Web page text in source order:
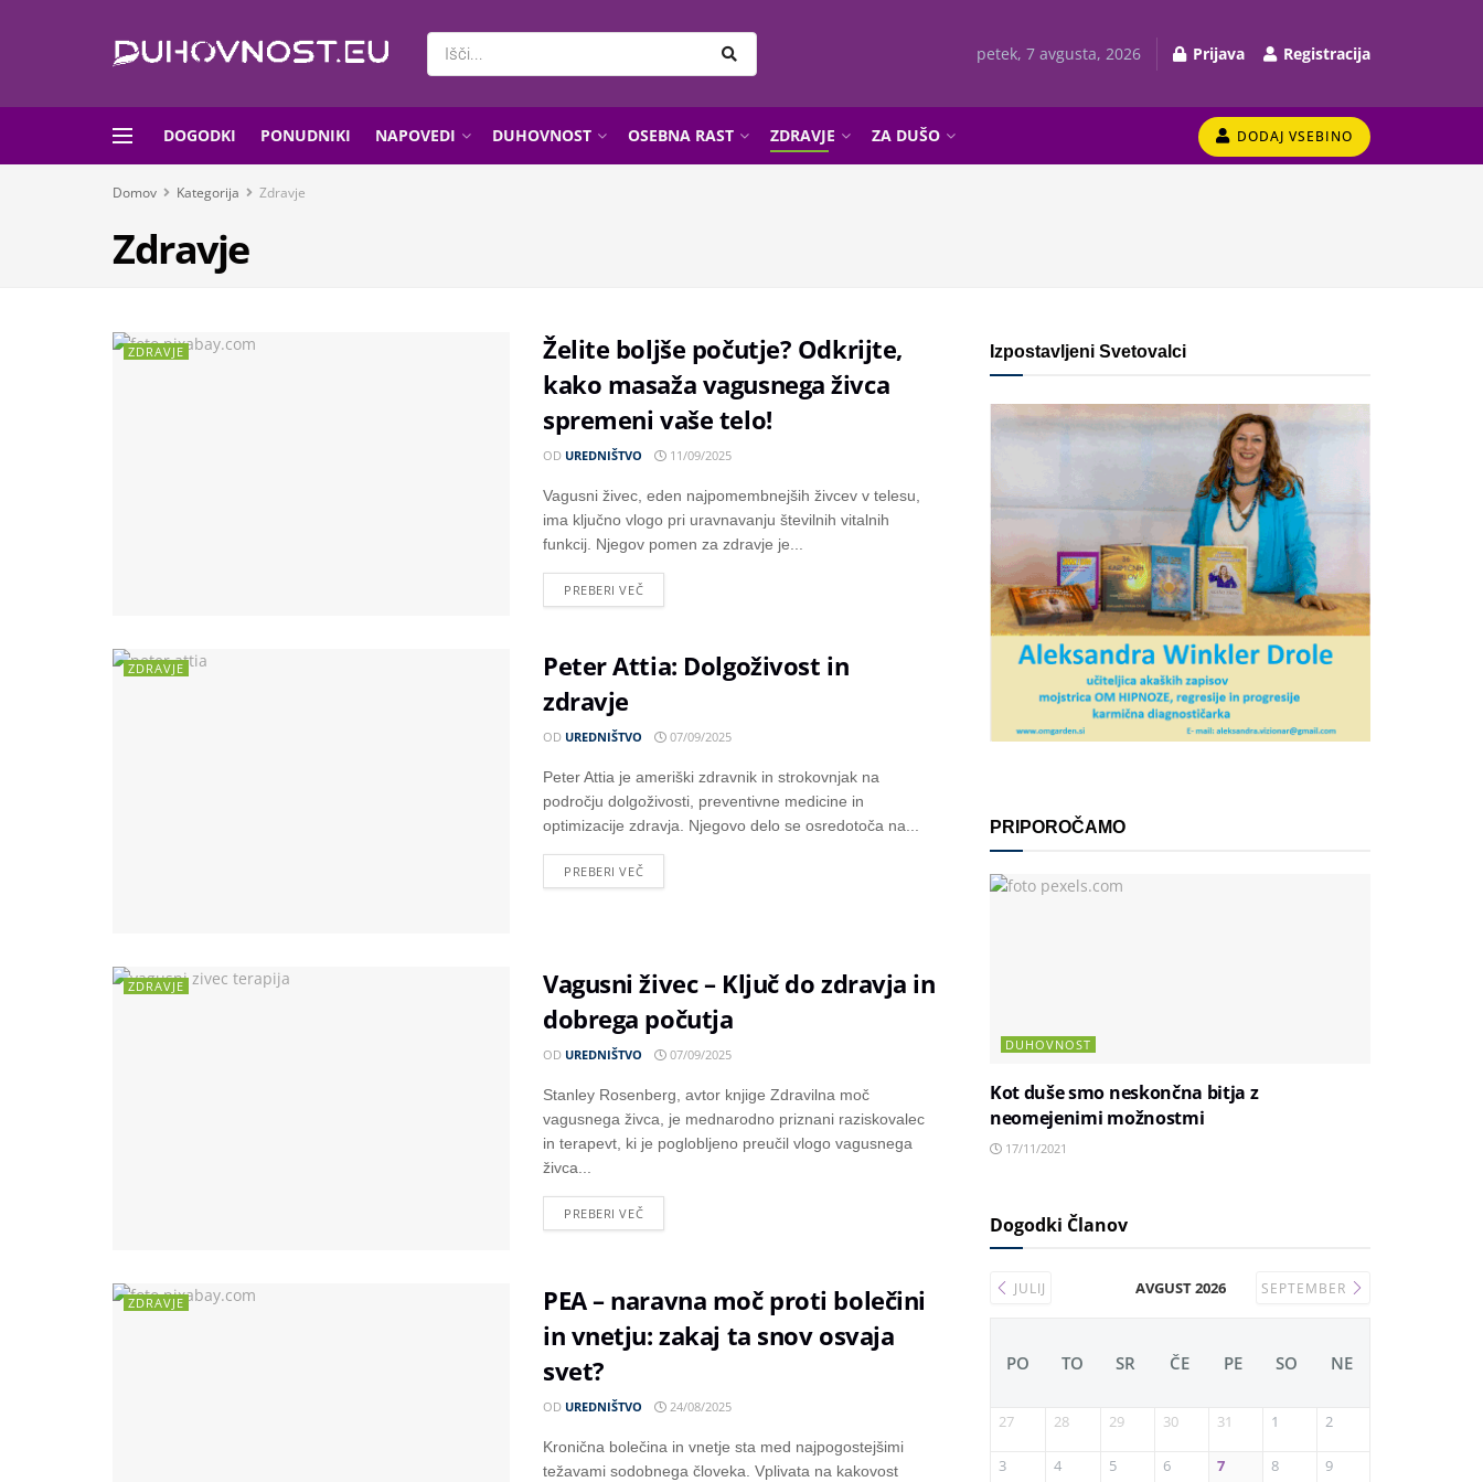
petek, 7 avgusta, 2026 Prijava Registracija
DOGODKI PONUDNIKI NAPOVEDI DUHOVNOST OSEBNA RAST ZDRAVJE ZA DUŠO DODAJ VSEBINO
Domov Kategorija Zdravje
Zdravje
ZDRAVJE
Želite boljše počutje? Odkrijte,
kako masaža vagusnega živca
spremeni vaše telo!
OD UREDNIŠTVO 11/09/2025
Vagusni živec, eden najpomembnejših živcev v telesu,
ima ključno vlogo pri uravnavanju številnih vitalnih
funkcij. Njegov pomen za zdravje je...
PREBERI VEČ
ZDRAVJE
Peter Attia: Dolgoživost in
zdravje
OD UREDNIŠTVO 07/09/2025
Peter Attia je ameriški zdravnik in strokovnjak na
področju dolgoživosti, preventivne medicine in
optimizacije zdravja. Njegovo delo se osredotoča na...
PREBERI VEČ
ZDRAVJE
Vagusni živec – Ključ do zdravja in
dobrega počutja
OD UREDNIŠTVO 07/09/2025
Stanley Rosenberg, avtor knjige Zdravilna moč
vagusnega živca, je mednarodno priznani raziskovalec
in terapevt, ki je poglobljeno preučil vlogo vagusnega
živca...
PREBERI VEČ
ZDRAVJE
PEA – naravna moč proti bolečini
in vnetju: zakaj ta snov osvaja
svet?
OD UREDNIŠTVO 24/08/2025
Kronična bolečina in vnetje sta med najpogostejšimi
težavami sodobnega človeka. Vplivata na kakovost
Izpostavljeni Svetovalci
PRIPOROČAMO
DUHOVNOST
Kot duše smo neskončna bitja z
neomejenimi možnostmi
17/11/2021
Dogodki Članov
JULIJ AVGUST 2026 SEPTEMBER
PO TO SR ČE PE SO NE
27 28 29 30 31 1 2
3 4 5 6 7 8 9